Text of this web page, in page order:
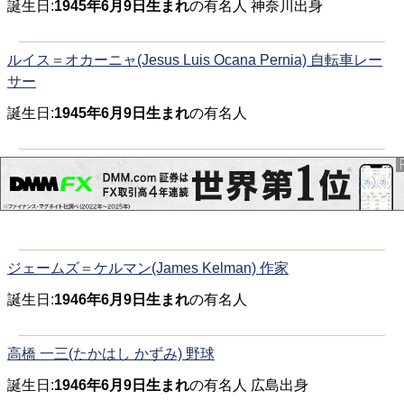
誕生日:1945年6月9日生まれの有名人 神奈川出身
ルイス＝オカーニャ(Jesus Luis Ocana Pernia) 自転車レー
サー
誕生日:1945年6月9日生まれの有名人
ジェームズ＝ケルマン(James Kelman) 作家
誕生日:1946年6月9日生まれの有名人
高橋 一三(たかはし かずみ) 野球
誕生日:1946年6月9日生まれの有名人 広島出身